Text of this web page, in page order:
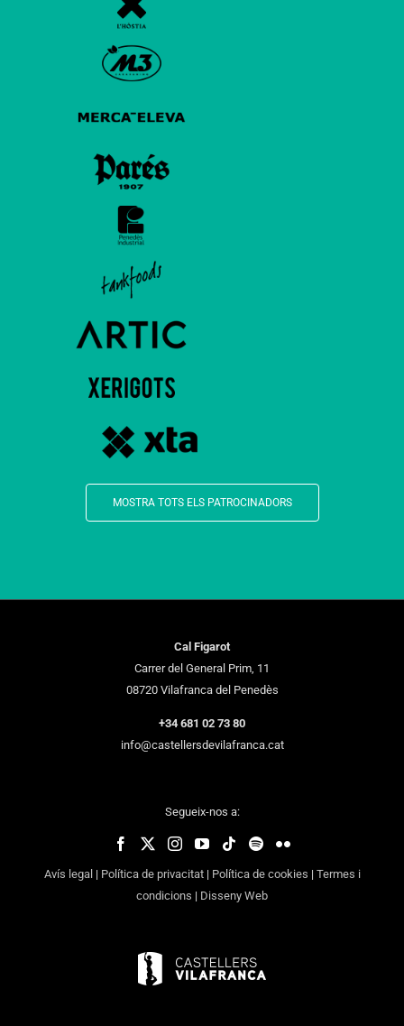
MOSTRA TOTS ELS PATROCINADORS
Cal Figarot
Carrer del General Prim, 11
08720 Vilafranca del Penedès
+34 681 02 73 80
info@castellersdevilafranca.cat
Segueix-nos a:
Avís legal | Política de privacitat| Política de cookies | Termes i
condicions | Disseny Web